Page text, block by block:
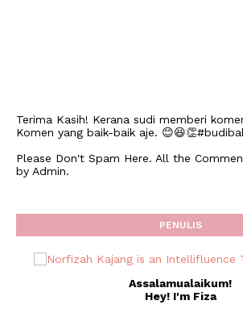
Terima Kasih! Kerana sudi memberi
Komen yang baik-baik aje.
Please Don't Spam Here. All the
by Admin.
PENULIS
Assalamualaikum!
Hey! I'm Fiza